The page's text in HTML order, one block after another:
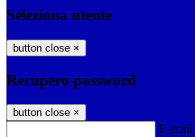
Seleziona utente
button close ×
Recupero password
button close ×
E-mail